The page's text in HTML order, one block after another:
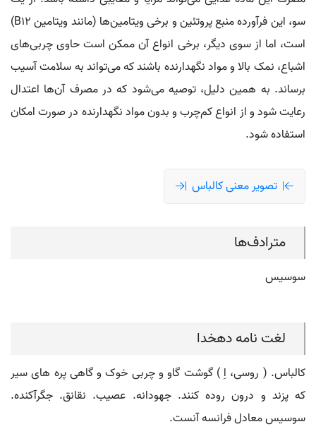
سو، این فرآورده منبع پروتئین و برخی ویتامین‌ها (مانند ویتامین B12)
است، اما از سوی دیگر، برخی انواع آن ممکن است حاوی چربی‌های
اشباع، نمک بالا و مواد نگهدارنده باشند که می‌تواند به سلامت آسیب
برساند. به همین دلیل، توصیه می‌شود که در مصرف آن‌ها اعتدال
رعایت شود و از انواع کم‌چرب و بدون مواد نگهدارنده در صورت امکان
استفاده شود.
تصویر معنی کالباس
مترادف‌ها
سوسیس
لغت نامه دهخدا
کالباس. ( روسی، اِ ) گوشت گاو و چربی خوک و گاهی پره های سیر
که پزند و درون روده کنند. جهودانه. عصیب. نقانق. جگرآکنده.
سوسیس معادل فرانسه آنست.